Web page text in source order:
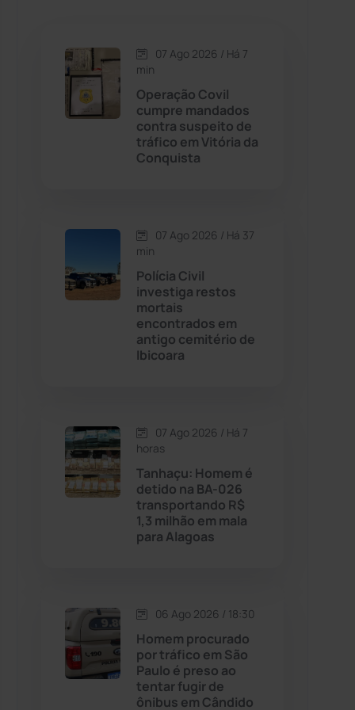
Caetité (1504)
Candiba
Cândido Sales (121)
Caturama
Chapada Diamantina
Cordeiros
Dom Basílio
(1235)
Érico Cardoso (82)
Esportes (522)
(24)
07 Ago 2026 / Há 7
min
Operação Covil
cumpre mandados
contra suspeito de
tráfico em Vitória da
Conquista
07 Ago 2026 / Há 37
min
Polícia Civil
investiga restos
mortais
encontrados em
antigo cemitério de
Ibicoara
07 Ago 2026 / Há 7
horas
Tanhaçu: Homem é
detido na BA-026
transportando R$
1,3 milhão em mala
para Alagoas
06 Ago 2026 / 18:30
Homem procurado
por tráfico em São
Paulo é preso ao
tentar fugir de
ônibus em Cândido